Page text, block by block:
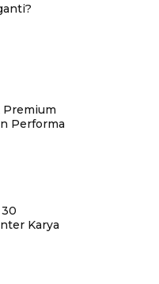
Premium
Performa
Karya